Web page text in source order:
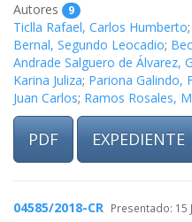
Autores 9
Ticlla Rafael, Carlos Humberto;
Bernal, Segundo Leocadio;
Andrade Salguero de Álvarez,
Karina Juliza; Pariona Galindo,
Juan Carlos; Ramos Rosales,
PDF EXPEDIENTE
04585/2018-CR Presentado: 15